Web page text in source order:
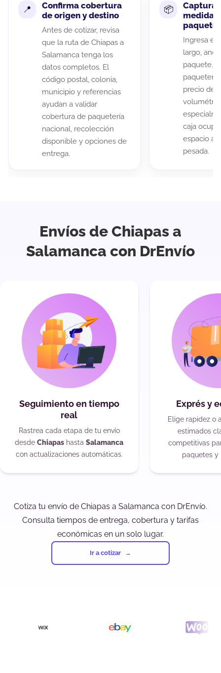
Confirma cobertura
de origen y destino
Antes de cotizar, revisa
que la ruta de Chiapas a
Salamanca tenga los
datos completos. El
código postal, colonia,
municipio y referencias
ayudan a validar
cobertura de paquetería
nacional, recolección
disponible y opciones de
entrega.
Captura
medidas
paquete
Ingresa el
largo,
paquete.
precio de
caja
espacio
pesada.
Envíos de Chiapas a
Salamanca con DrEnvío
Seguimiento en tiempo
real
Rastrea cada etapa de tu envío
desde Chiapas hasta Salamanca
con actualizaciones automáticas.
Exprés y
Elige rapidez o
estimados
competitivas
paquetes y
Cotiza tu envío de Chiapas a Salamanca con DrEnvío.
Consulta tiempos de entrega, cobertura y tarifas
económicas en un solo lugar.
Ir a cotizar